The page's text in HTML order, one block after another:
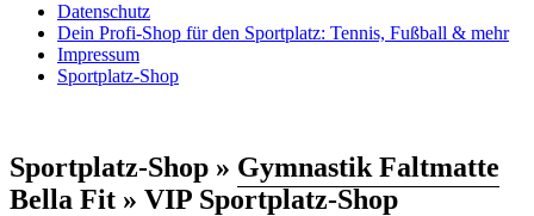
Datenschutz
Dein Profi-Shop für den Sportplatz: Tennis, Fußball & mehr
Impressum
Sportplatz-Shop
Sportplatz-Shop » Gymnastik Faltmatte
Bella Fit » VIP Sportplatz-Shop